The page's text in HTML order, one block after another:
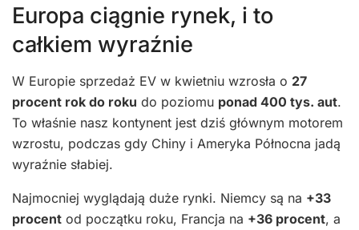
Europa ciągnie rynek, i to
całkiem wyraźnie
W Europie sprzedaż EV w kwietniu wzrosła o 27
procent rok do roku do poziomu ponad 400 tys. aut.
To właśnie nasz kontynent jest dziś głównym motorem
wzrostu, podczas gdy Chiny i Ameryka Północna jadą
wyraźnie słabiej.
Najmocniej wyglądają duże rynki. Niemcy są na +33
procent od początku roku, Francja na +36 procent, a